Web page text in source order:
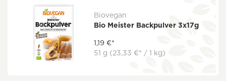
Biovegan
Bio Meister Backpulver 3x17g
1,19 €*
51 g (23,33 €* / 1 kg)